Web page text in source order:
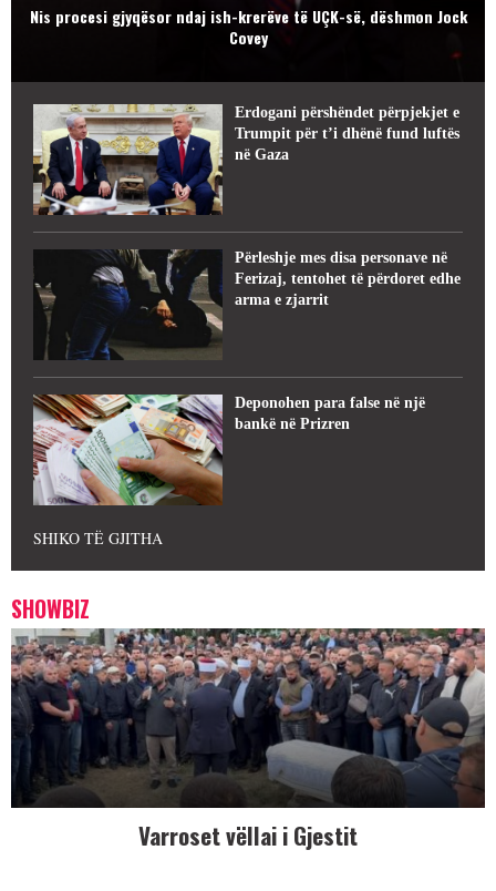
Nis procesi gjyqësor ndaj ish-krerëve të UÇK-së, dëshmon Jock
Covey
Erdogani përshëndet përpjekjet e
Trumpit për t’i dhënë fund luftës
në Gaza
Përleshje mes disa personave në
Ferizaj, tentohet të përdoret edhe
arma e zjarrit
Deponohen para false në një
bankë në Prizren
SHIKO TË GJITHA
SHOWBIZ
Varroset vëllai i Gjestit